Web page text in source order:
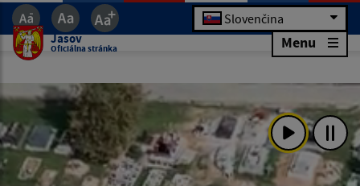
Slovenčina
Jasov
Oficiálna stránka Menu